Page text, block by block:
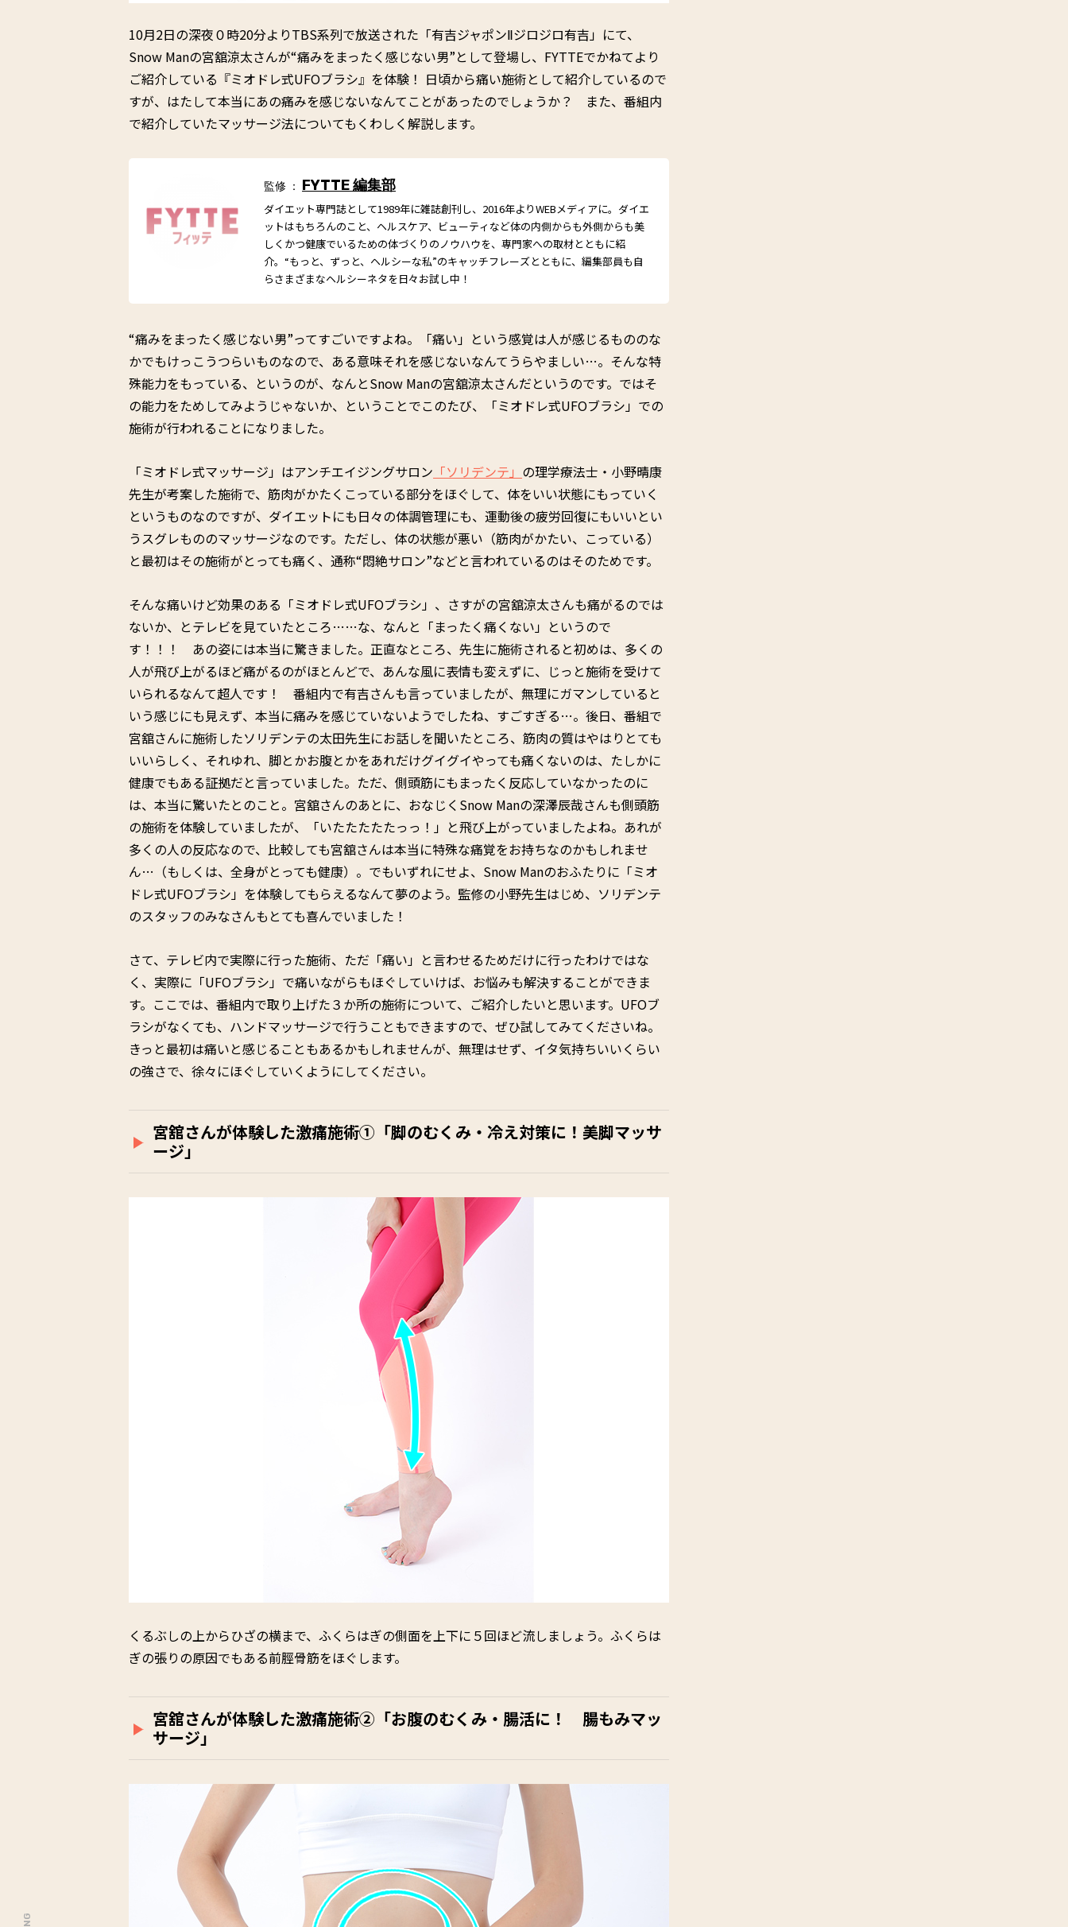
10月2日の深夜０時20分よりTBS系列で放送された「有吉ジャポンⅡジロジロ有吉」にて、
Snow Manの宮舘涼太さんが“痛みをまったく感じない男”として登場し、FYTTEでかねてより
ご紹介している『ミオドレ式UFOブラシ』を体験！ 日頃から痛い施術として紹介しているので
すが、はたして本当にあの痛みを感じないなんてことがあったのでしょうか？ また、番組内
で紹介していたマッサージ法についてもくわしく解説します。
監修 ： FYTTE 編集部
ダイエット専門誌として1989年に雑誌創刊し、2016年よりWEBメディアに。ダイエ
ットはもちろんのこと、ヘルスケア、ビューティなど体の内側からも外側からも美
しくかつ健康でいるための体づくりのノウハウを、専門家への取材とともに紹
介。“もっと、ずっと、ヘルシーな私”のキャッチフレーズとともに、編集部員も自
らさまざまなヘルシーネタを日々お試し中！
“痛みをまったく感じない男”ってすごいですよね。「痛い」という感覚は人が感じるもののな
かでもけっこうつらいものなので、ある意味それを感じないなんてうらやましい…。そんな特
殊能力をもっている、というのが、なんとSnow Manの宮舘涼太さんだというのです。ではそ
の能力をためしてみようじゃないか、ということでこのたび、「ミオドレ式UFOブラシ」での
施術が行われることになりました。
「ミオドレ式マッサージ」はアンチエイジングサロン 「ソリデンテ」 の理学療法士・小野晴康
先生が考案した施術で、筋肉がかたくこっている部分をほぐして、体をいい状態にもっていく
というものなのですが、ダイエットにも日々の体調管理にも、運動後の疲労回復にもいいとい
うスグレもののマッサージなのです。ただし、体の状態が悪い（筋肉がかたい、こっている）
と最初はその施術がとっても痛く、通称“悶絶サロン”などと言われているのはそのためです。
そんな痛いけど効果のある「ミオドレ式UFOブラシ」、さすがの宮舘涼太さんも痛がるのでは
ないか、とテレビを見ていたところ……な、なんと「まったく痛くない」というので
す！！！ あの姿には本当に驚きました。正直なところ、先生に施術されると初めは、多くの
人が飛び上がるほど痛がるのがほとんどで、あんな風に表情も変えずに、じっと施術を受けて
いられるなんて超人です！ 番組内で有吉さんも言っていましたが、無理にガマンしていると
いう感じにも見えず、本当に痛みを感じていないようでしたね、すごすぎる…。後日、番組で
宮舘さんに施術したソリデンテの太田先生にお話しを聞いたところ、筋肉の質はやはりとても
いいらしく、それゆれ、脚とかお腹とかをあれだけグイグイやっても痛くないのは、たしかに
健康でもある証拠だと言っていました。ただ、側頭筋にもまったく反応していなかったのに
は、本当に驚いたとのこと。宮舘さんのあとに、おなじくSnow Manの深澤辰哉さんも側頭筋
の施術を体験していましたが、「いたたたたたっっ！」と飛び上がっていましたよね。あれが
多くの人の反応なので、比較しても宮舘さんは本当に特殊な痛覚をお持ちなのかもしれませ
ん…（もしくは、全身がとっても健康）。でもいずれにせよ、Snow Manのおふたりに「ミオ
ドレ式UFOブラシ」を体験してもらえるなんて夢のよう。監修の小野先生はじめ、ソリデンテ
のスタッフのみなさんもとても喜んでいました！
さて、テレビ内で実際に行った施術、ただ「痛い」と言わせるためだけに行ったわけではな
く、実際に「UFOブラシ」で痛いながらもほぐしていけば、お悩みも解決することができま
す。ここでは、番組内で取り上げた３か所の施術について、ご紹介したいと思います。UFOブ
ラシがなくても、ハンドマッサージで行うこともできますので、ぜひ試してみてくださいね。
きっと最初は痛いと感じることもあるかもしれませんが、無理はせず、イタ気持ちいいくらい
の強さで、徐々にほぐしていくようにしてください。
宮舘さんが体験した激痛施術①「脚のむくみ・冷え対策に！美脚マッサ
ージ」
くるぶしの上からひざの横まで、ふくらはぎの側面を上下に５回ほど流しましょう。ふくらは
ぎの張りの原因でもある前脛骨筋をほぐします。
宮舘さんが体験した激痛施術②「お腹のむくみ・腸活に！ 腸もみマッ
サージ」